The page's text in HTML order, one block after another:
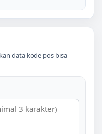
data kode pos bisa